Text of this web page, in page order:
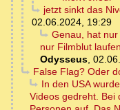
jetzt sinkt das
02.06.2024, 19:29
Genau, hat
nur Filmblut
Odysseus,
False Flag? Oder
In den USA
Videos gedreht. Bei